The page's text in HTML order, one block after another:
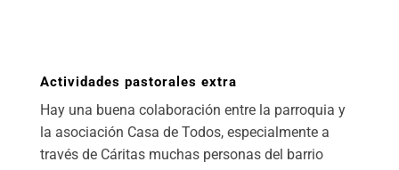
Actividades pastorales extra
Hay una buena colaboración entre la parroquia y
la asociación Casa de Todos, especialmente a
través de Cáritas muchas personas del barrio